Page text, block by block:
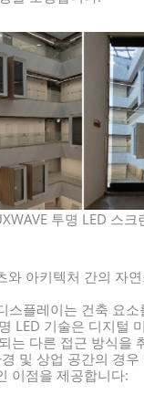
투명 LED 스크
와 아키텍처 간의 자
스플레이는 건축 요소
LED 기술은 디지털
는 다른 접근 방식을
및 상업 공간의 경
이점을 제공합니다: